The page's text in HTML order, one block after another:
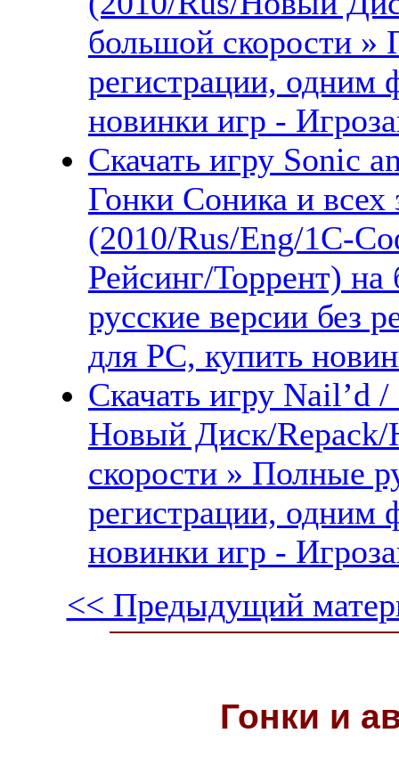
большой скорости »
регистрации, одним
новинки игр -
Скачать игру Sonic
Гонки Соника и всех
(2010/Rus/Eng/1С-
Рейсинг/Торрент)
русские версии без
для PC, купить
Скачать игру Nail’d
Новый Диск/Repack/
скорости » Полные
регистрации, одним
новинки игр -
<< Предыдущий
Гонки и